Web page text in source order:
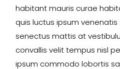
habitant mauris curae
quis luctus ipsum
senectus mattis at
convallis velit tempus nisl
ipsum commodo lobortis